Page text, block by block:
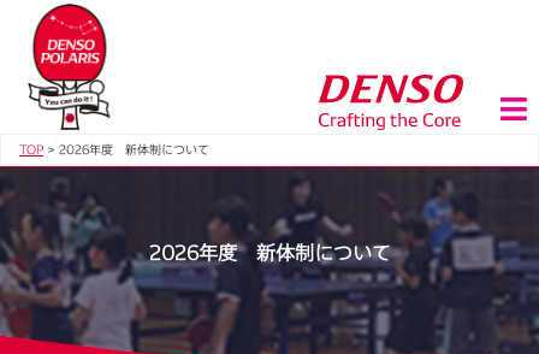
TOP > 2026年度 新体制について
2026年度 新体制について